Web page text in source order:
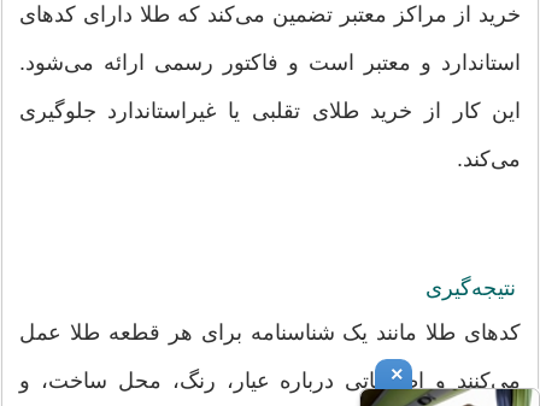
خرید از مراکز معتبر تضمین می‌کند که طلا دارای کدهای
استاندارد و معتبر است و فاکتور رسمی ارائه می‌شود.
این کار از خرید طلای تقلبی یا غیراستاندارد جلوگیری
می‌کند.
نتیجه‌گیری
کدهای طلا مانند یک شناسنامه برای هر قطعه طلا عمل
می‌کنند و اطلاعاتی درباره عیار، رنگ، محل ساخت، و
×